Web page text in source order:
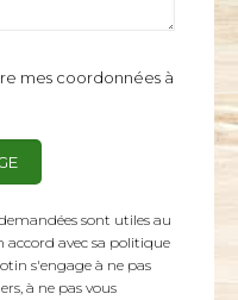
mes coordonnées à
sont utiles au
avec sa politique
s'engage à ne pas
à ne pas vous